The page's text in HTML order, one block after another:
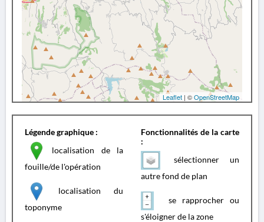
Leaflet | ©OpenStreetMap
Légende graphique :
localisation de la
fouille/de l'opération
localisation du
toponyme
Fonctionnalités de la carte
:
sélectionner un
autre fond de plan
se rapprocher ou
s'éloigner de la zone